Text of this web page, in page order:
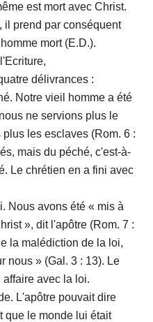
est mort avec Christ.
il prend par conséquent
mort (E.D.).
délivrances :
Notre vieil homme a été
ne servions plus le
les esclaves (Rom. 6 :
mais du péché, c'est-à-
Le chrétien en a fini avec
Nous avons été « mis à
», dit l'apôtre (Rom. 7 :
la malédiction de la loi,
nous » (Gal. 3 : 13). Le
avec la loi.
L'apôtre pouvait dire
que le monde lui était